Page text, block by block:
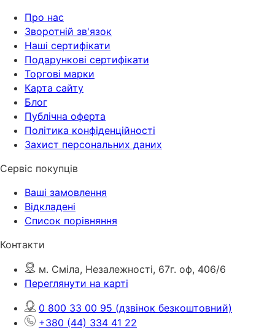
Про нас
Зворотній зв'язок
Наші сертифікати
Подарункові сертифікати
Торгові марки
Карта сайту
Блог
Публічна оферта
Політика конфіденційності
Захист персональних даних
Сервіс покупців
Ваші замовлення
Відкладені
Список порівняння
Контакти
м. Сміла, Незалежності, 67г. оф, 406/6
Переглянути на карті
0 800 33 00 95 (дзвінок безкоштовний)
+380 (44) 334 41 22